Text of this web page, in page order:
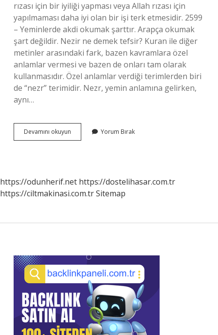
rızası için bir iyiliği yapması veya Allah rızası için
yapılmaması daha iyi olan bir işi terk etmesidir. 2599
– Yeminlerde akdi okumak şarttır. Arapça okumak
şart değildir. Nezir ne demek tefsir? Kuran ile diğer
metinler arasındaki fark, bazen kavramlara özel
anlamlar vermesi ve bazen de onları tam olarak
kullanmasıdır. Özel anlamlar verdiği terimlerden biri
de “nezr” terimidir. Nezr, yemin anlamına gelirken,
aynı…
Devamını okuyun
Namazı
Yorum Bırak
https://odunherif.net https://dostelihasar.com.tr
https://ciltmakinasi.com.trSitemap
Sidebar